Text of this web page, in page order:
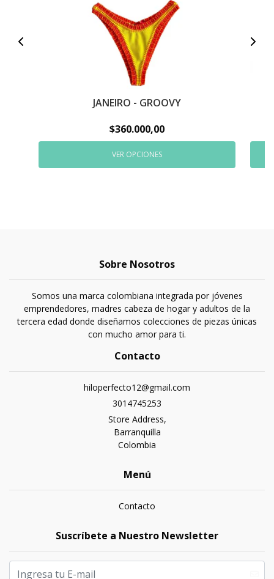
JANEIRO - GROOVY
$360.000,00
VER OPCIONES
Sobre Nosotros
Somos una marca colombiana integrada por jóvenes
emprendedores, madres cabeza de hogar y adultos de la
tercera edad donde diseñamos colecciones de piezas únicas
con mucho amor para ti.
Contacto
hiloperfecto12@gmail.com
3014745253
Store Address,
Barranquilla
Colombia
Menú
Contacto
Suscríbete a Nuestro Newsletter